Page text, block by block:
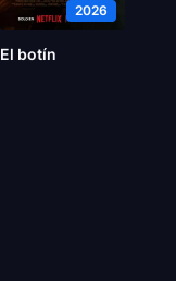
2026
El botín